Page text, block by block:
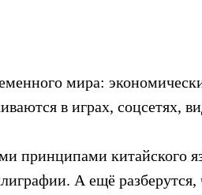
мира:
в играх, соцсетях,
принципами китайского
А ещё